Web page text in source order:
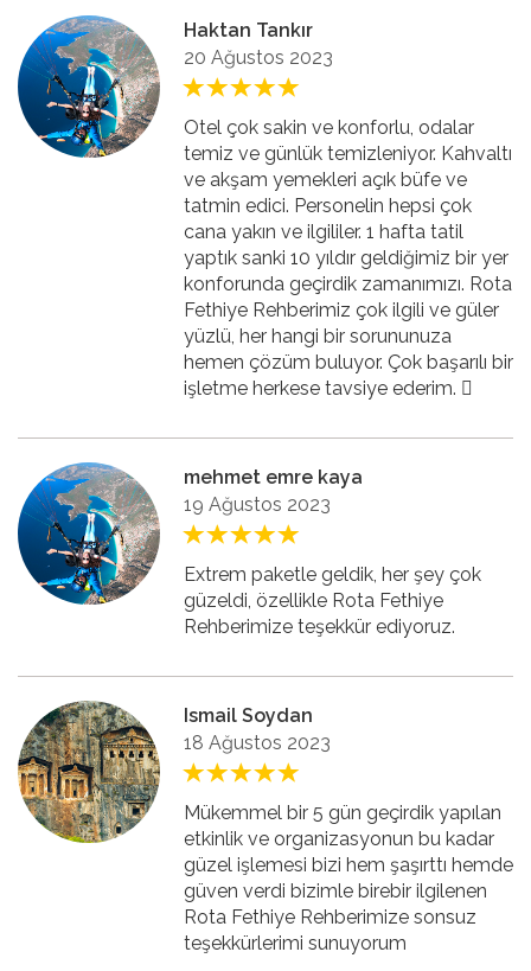
Haktan Tankır
20 Ağustos 2023
Otel çok sakin ve konforlu, odalar
temiz ve günlük temizleniyor. Kahvaltı
ve akşam yemekleri açık büfe ve
tatmin edici. Personelin hepsi çok
cana yakın ve ilgililer. 1 hafta tatil
yaptık sanki 10 yıldır geldiğimiz bir yer
konforunda geçirdik zamanımızı. Rota
Fethiye Rehberimiz çok ilgili ve güler
yüzlü, her hangi bir sorununuza
hemen çözüm buluyor. Çok başarılı bir
işletme herkese tavsiye ederim. 🏻
mehmet emre kaya
19 Ağustos 2023
Extrem paketle geldik, her şey çok
güzeldi, özellikle Rota Fethiye
Rehberimize teşekkür ediyoruz.
Ismail Soydan
18 Ağustos 2023
Mükemmel bir 5 gün geçirdik yapılan
etkinlik ve organizasyonun bu kadar
güzel işlemesi bizi hem şaşırttı hemde
güven verdi bizimle birebir ilgilenen
Rota Fethiye Rehberimize sonsuz
teşekkürlerimi sunuyorum